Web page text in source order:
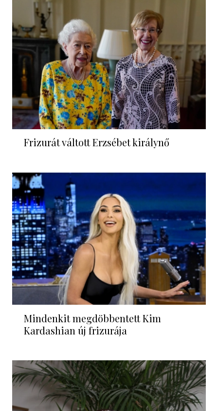
Frizurát váltott Erzsébet királynő
Mindenkit megdöbbentett Kim
Kardashian új frizurája